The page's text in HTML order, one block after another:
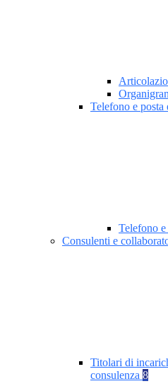
Telefono e posta
Telefono e
Consulenti e
Titolari di
consulenza 8